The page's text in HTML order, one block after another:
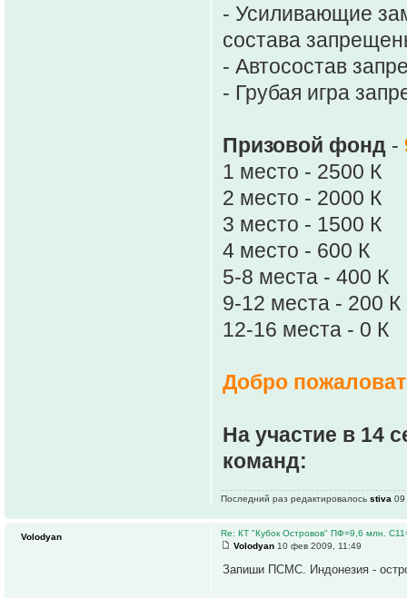
- Усиливающие
состава
- Автосостав
- Грубая игра
Призовой фонд -
1 место - 2500 К
2 место - 2000 К
3 место - 1500 К
4 место - 600 К
5-8 места - 400 К
9-12 места - 200 К
12-16 места - 0 К
Добро
На участие в 14
команд:
Последний раз редактировалось stiva 09
Re: КТ "Кубок Островов" ПФ=9,6 млн.
Volodyan 10 фев 2009, 11:49
Запиши ПСМС. Индонезия -
Volodyan